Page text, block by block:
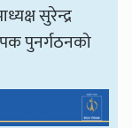
सुरेन्द्र
पुनर्गठनको